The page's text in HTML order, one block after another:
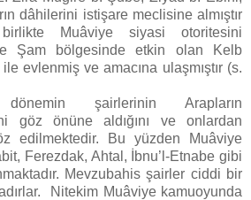
dâhilerini istişare meclisine almıştır
Muâviye siyasi otoritesini
Şam bölgesinde etkin olan Kelb
evlenmiş ve amacına ulaşmıştır (s.
dönemin şairlerinin Arapların
göz önüne aldığını ve onlardan
edilmektedir. Bu yüzden Muâviye
Ferezdak, Ahtal, İbnu’l-Etnabe gibi
Mevzubahis şairler ciddi bir
Nitekim Muâviye kamuoyunda